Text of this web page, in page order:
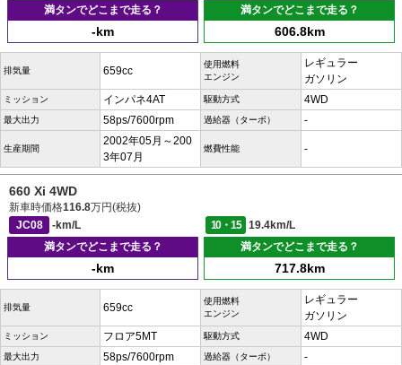
満タンでどこまで走る？
-km
満タンでどこまで走る？
606.8km
排気量 659cc
使用燃料
エンジン
レギュラー
ガソリン
ミッション インパネ4AT 駆動方式 4WD
最大出力 58ps/7600rpm 過給器（ターボ） -
生産期間
2002年05月～200
3年07月
燃費性能 -
660 Xi 4WD
新車時価格116.8万円(税抜)
JC08
-km/L 10・15
19.4km/L
満タンでどこまで走る？
-km
満タンでどこまで走る？
717.8km
排気量 659cc
使用燃料
エンジン
レギュラー
ガソリン
ミッション フロア5MT 駆動方式 4WD
最大出力 58ps/7600rpm 過給器（ターボ） -